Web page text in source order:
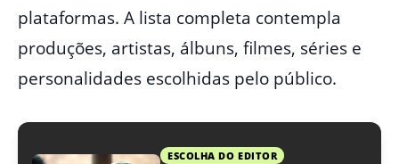
plataformas. A lista completa contempla
produções, artistas, álbuns, filmes, séries e
personalidades escolhidas pelo público.
ESCOLHA DO EDITOR